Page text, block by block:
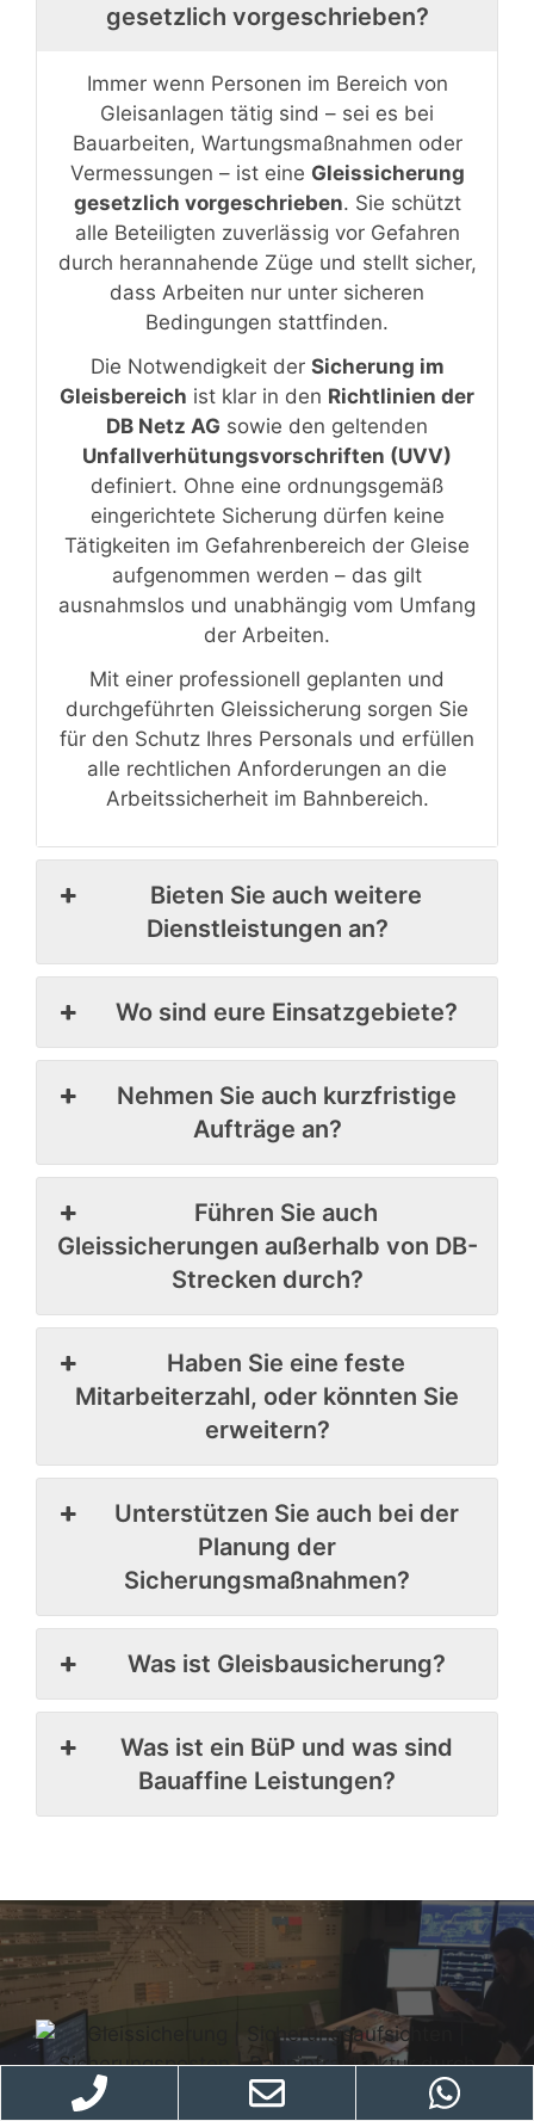
gesetzlich vorgeschrieben?
Immer wenn Personen im Bereich von
Gleisanlagen tätig sind – sei es bei
Bauarbeiten, Wartungsmaßnahmen oder
Vermessungen – ist eine Gleissicherung
gesetzlich vorgeschrieben. Sie schützt
alle Beteiligten zuverlässig vor Gefahren
durch herannahende Züge und stellt sicher,
dass Arbeiten nur unter sicheren
Bedingungen stattfinden.
Die Notwendigkeit der Sicherung im
Gleisbereich ist klar in den Richtlinien der
DB Netz AG sowie den geltenden
Unfallverhütungsvorschriften (UVV)
definiert. Ohne eine ordnungsgemäß
eingerichtete Sicherung dürfen keine
Tätigkeiten im Gefahrenbereich der Gleise
aufgenommen werden – das gilt
ausnahmslos und unabhängig vom Umfang
der Arbeiten.
Mit einer professionell geplanten und
durchgeführten Gleissicherung sorgen Sie
für den Schutz Ihres Personals und erfüllen
alle rechtlichen Anforderungen an die
Arbeitssicherheit im Bahnbereich.
Bieten Sie auch weitere
Dienstleistungen an?
Wo sind eure Einsatzgebiete?
Nehmen Sie auch kurzfristige
Aufträge an?
Führen Sie auch
Gleissicherungen außerhalb von DB-
Strecken durch?
Haben Sie eine feste
Mitarbeiterzahl, oder könnten Sie
erweitern?
Unterstützen Sie auch bei der
Planung der
Sicherungsmaßnahmen?
Was ist Gleisbausicherung?
Was ist ein BüP und was sind
Bauaffine Leistungen?